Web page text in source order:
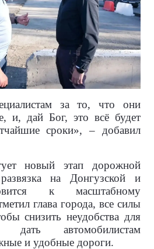
за то, что они
и, дай Бог, это всё будет
сроки», – добавил
новый этап дорожной
на Донгузской и
к масштабному
глава города, все силы
снизить неудобства для
автомобилистам
и удобные дороги.